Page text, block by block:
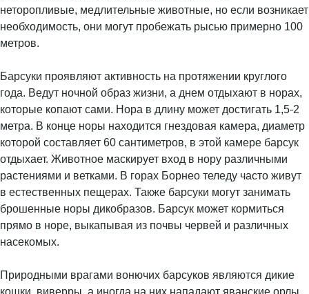
неторопливые, медлительные животные, но если возникает
необходимость, они могут пробежать рысью примерно 100
метров.
Барсуки проявляют активность на протяжении круглого
года. Ведут ночной образ жизни, а днем отдыхают в норах,
которые копают сами. Нора в длину может достигать 1,5-2
метра. В конце норы находится гнездовая камера, диаметр
которой составляет 60 сантиметров, в этой камере барсук
отдыхает. Животное маскирует вход в нору различными
растениями и ветками. В горах Борнео теледу часто живут
в естественных пещерах. Также барсуки могут занимать
брошенные норы дикобразов. Барсук может кормиться
прямо в норе, выкапывая из почвы червей и различных
насекомых.
Природными врагами вонючих барсуков являются дикие
кошки, виверры, а иногда на них нападают яванские орлы.